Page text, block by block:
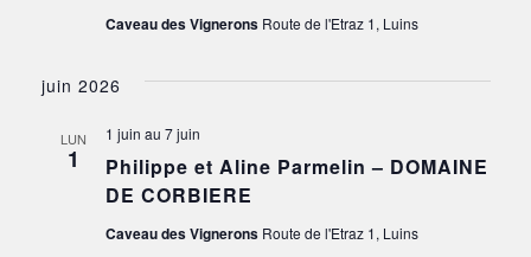
Caveau des Vignerons Route de l'Etraz 1, Luins
juin 2026
LUN
1
Philippe et Aline Parmelin – DOMAINE
DE CORBIERE
1 juin au 7 juin
Caveau des Vignerons Route de l'Etraz 1, Luins